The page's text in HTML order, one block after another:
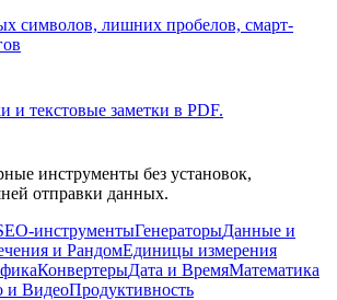
символов, лишних пробелов, смарт-
и текстовые заметки в PDF.
инструменты без установок,
отправки данных.
инструментыГенераторыДанные и
и РандомЕдиницы измерения
КонвертерыДата и ВремяМатематика
и ВидеоПродуктивность